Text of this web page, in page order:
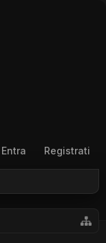
Entra Registrati